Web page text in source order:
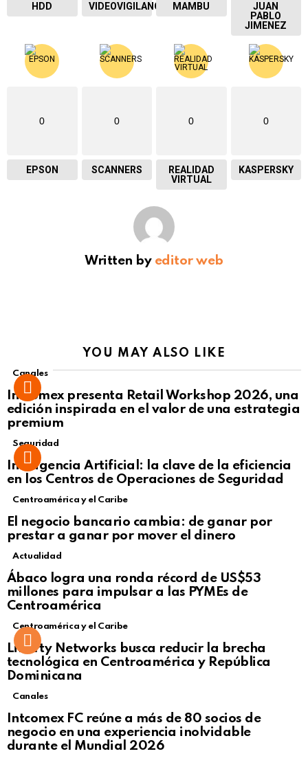
HDD VIDEOVIGILANCIA MAMBU
JUAN
PABLO
JIMENEZ
0
EPSON
0
SCANNERS
0
REALIDAD
VIRTUAL
0
KASPERSKY
Written by editor web
YOU MAY ALSO LIKE
Canales
Intcomex presenta Retail Workshop 2026, una
edición inspirada en el valor de una estrategia
premium
Seguridad
Inteligencia Artificial: la clave de la eficiencia
en los Centros de Operaciones de Seguridad
Centroamérica y el Caribe
El negocio bancario cambia: de ganar por
prestar a ganar por mover el dinero
Not Safe For Work
Click to view this post
Actualidad
Ábaco logra una ronda récord de US$53
millones para impulsar a las PYMEs de
Centroamérica
Centroamérica y el Caribe
Liberty Networks busca reducir la brecha
tecnológica en Centroamérica y República
Dominicana
Canales
Intcomex FC reúne a más de 80 socios de
negocio en una experiencia inolvidable
durante el Mundial 2026